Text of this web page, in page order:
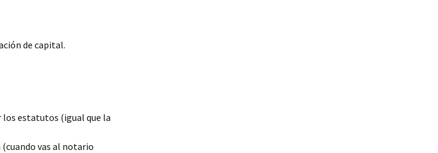
de capital.
los estatutos (igual que la
(cuando vas al notario